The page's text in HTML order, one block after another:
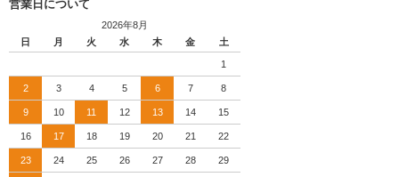
営業日について
2026年8月
日
月 火 水 木 金 土
1
2 3 4 5 6 7 8
9 10 11 12 13 14 15
16 17 18 19 20 21 22
23 24 25 26 27 28 29